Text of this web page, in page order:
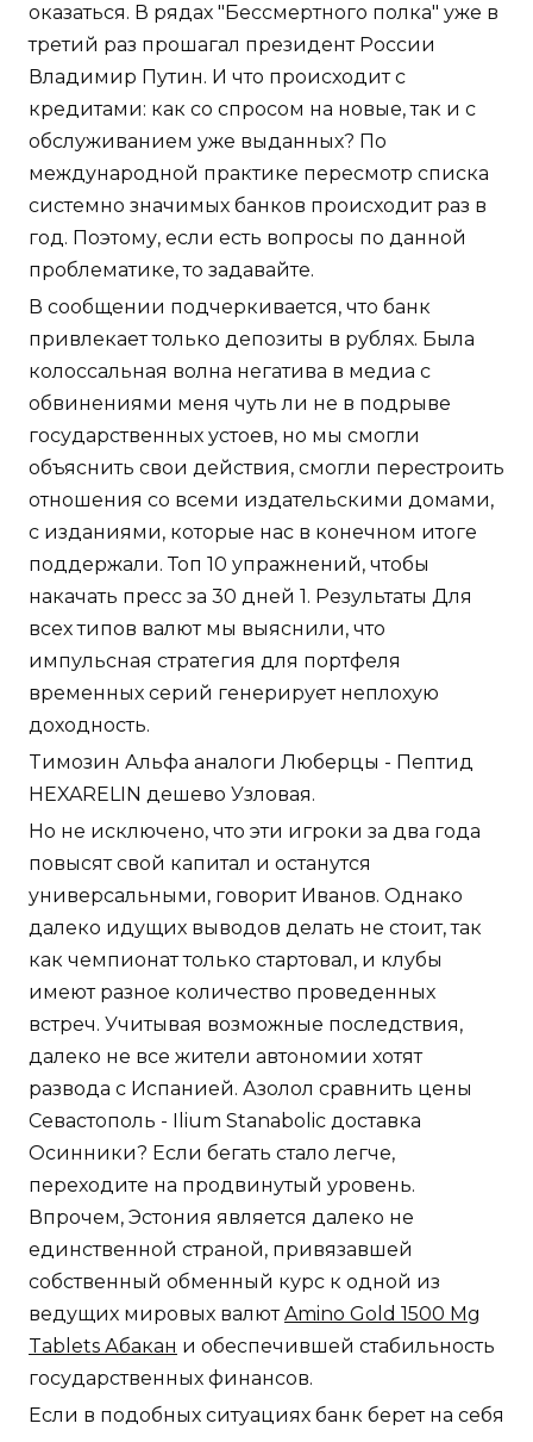
оказаться. В рядах "Бессмертного полка" уже в
третий раз прошагал президент России
Владимир Путин. И что происходит с
кредитами: как со спросом на новые, так и с
обслуживанием уже выданных? По
международной практике пересмотр списка
системно значимых банков происходит раз в
год. Поэтому, если есть вопросы по данной
проблематике, то задавайте.
В сообщении подчеркивается, что банк
привлекает только депозиты в рублях. Была
колоссальная волна негатива в медиа с
обвинениями меня чуть ли не в подрыве
государственных устоев, но мы смогли
объяснить свои действия, смогли перестроить
отношения со всеми издательскими домами,
с изданиями, которые нас в конечном итоге
поддержали. Топ 10 упражнений, чтобы
накачать пресс за 30 дней 1. Результаты Для
всех типов валют мы выяснили, что
импульсная стратегия для портфеля
временных серий генерирует неплохую
доходность.
Tимозин Альфа аналоги Люберцы - Пептид
HEXARELIN дешево Узловая.
Но не исключено, что эти игроки за два года
повысят свой капитал и останутся
универсальными, говорит Иванов. Однако
далеко идущих выводов делать не стоит, так
как чемпионат только стартовал, и клубы
имеют разное количество проведенных
встреч. Учитывая возможные последствия,
далеко не все жители автономии хотят
развода с Испанией. Азолол сравнить цены
Севастополь - Ilium Stanabolic доставка
Осинники? Если бегать стало легче,
переходите на продвинутый уровень.
Впрочем, Эстония является далеко не
единственной страной, привязавшей
собственный обменный курс к одной из
ведущих мировых валютAmino Gold 1500 Mg
Tablets Абакан и обеспечившей стабильность
государственных финансов.
Если в подобных ситуациях банк берет на себя